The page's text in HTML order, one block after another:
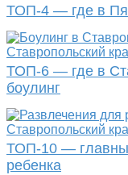
ТОП-4 — где в
Ставропольский
ТОП-6 — где в
боулинг
Ставропольский
ТОП-10 —
ребенка